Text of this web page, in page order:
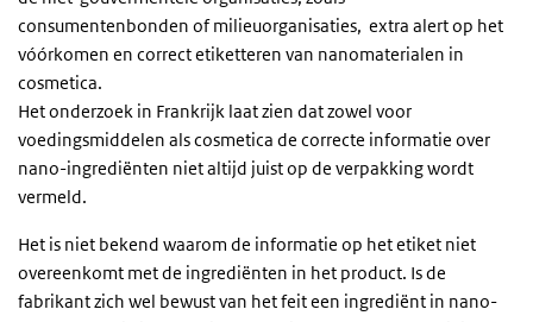
consumentenbonden of milieuorganisaties, extra alert op het
vóórkomen en correct etiketteren van nanomaterialen in
cosmetica.
Het onderzoek in Frankrijk laat zien dat zowel voor
voedingsmiddelen als cosmetica de correcte informatie over
nano-ingrediënten niet altijd juist op de verpakking wordt
vermeld.
Het is niet bekend waarom de informatie op het etiket niet
overeenkomt met de ingrediënten in het product. Is de
fabrikant zich wel bewust van het feit een ingrediënt in nano-